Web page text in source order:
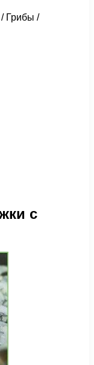
Грибы /
с